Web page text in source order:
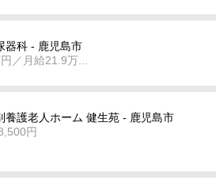
器科 - 鹿児島市
／月給21.9万...
養護老人ホーム 健生苑 - 鹿児島市
円